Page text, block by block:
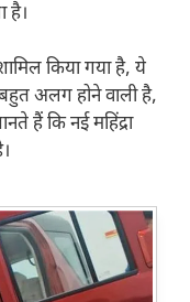
है।
किया गया है, ये
अलग होने वाली है,
हैं कि नई महिंद्रा